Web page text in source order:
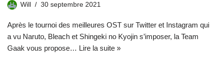
Will 30 septembre 2021
Après le tournoi des meilleures OST sur Twitter et Instagram qui
a vu Naruto, Bleach et Shingeki no Kyojin s’imposer, la Team
Gaak vous propose… Lire la suite »